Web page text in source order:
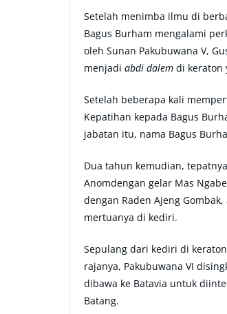
Setelah menimba ilmu di
Bagus Burham mengalami
oleh Sunan Pakubuwana V,
menjadi abdi dalem di keraton
Setelah beberapa kali
Kepatihan kepada Bagus
jabatan itu, nama Bagus
Dua tahun kemudian,
Anomdengan gelar Mas
dengan Raden Ajeng
mertuanya di kediri.
Sepulang dari kediri di
rajanya, Pakubuwana VI
dibawa ke Batavia untuk
Batang.